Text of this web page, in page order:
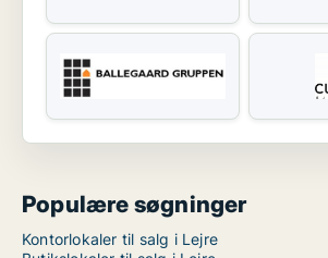
Populære søgninger
Kontorlokaler til salg i Lejre